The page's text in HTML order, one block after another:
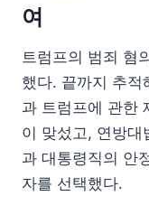
여
트럼프의 범죄 혐
했다. 끝까지 추적
과 트럼프에 관한
이 맞섰고, 연방대
과 대통령직의 안
자를 선택했다.